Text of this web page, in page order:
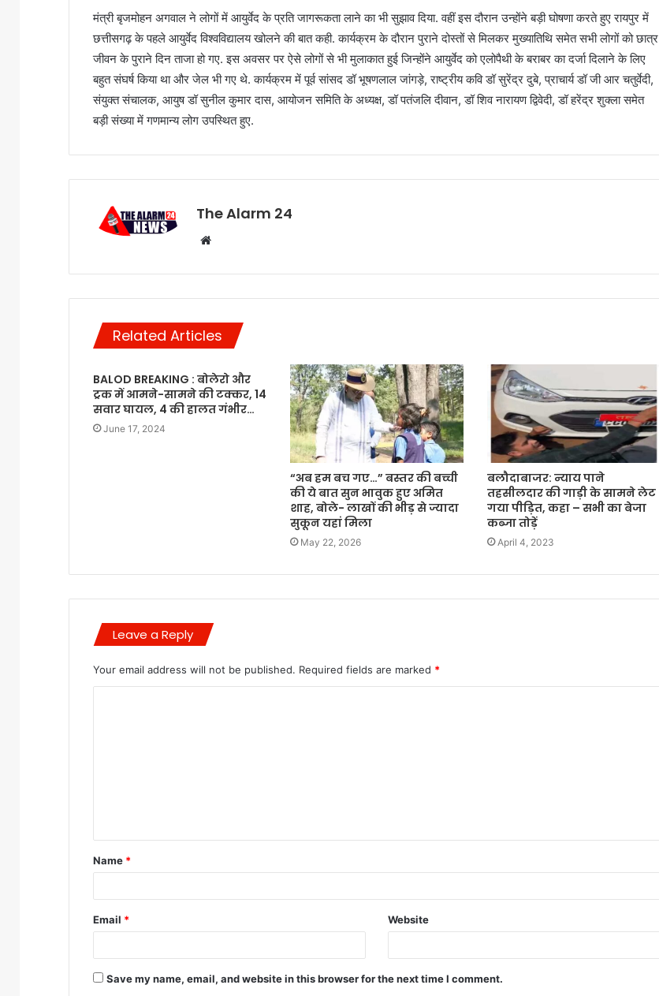
मंत्री बृजमोहन अगवाल ने लोगों में आयुर्वेद के प्रति जागरूकता लाने का भी सुझाव दिया. वहीं इस दौरान उन्होंने बड़ी घोषणा करते हुए रायपुर में
छत्तीसगढ़ के पहले आयुर्वेद विश्वविद्यालय खोलने की बात कही. कार्यक्रम के दौरान पुराने दोस्तों से मिलकर मुख्यातिथि समेत सभी लोगों को छात्र
जीवन के पुराने दिन ताजा हो गए. इस अवसर पर ऐसे लोगों से भी मुलाकात हुई जिन्होंने आयुर्वेद को एलोपैथी के बराबर का दर्जा दिलाने के लिए
बहुत संघर्ष किया था और जेल भी गए थे. कार्यक्रम में पूर्व सांसद डॉ भूषणलाल जांगड़े, राष्ट्रीय कवि डॉ सुरेंद्र दुबे, प्राचार्य डॉ जी आर चतुर्वेदी,
संयुक्त संचालक, आयुष डॉ सुनील कुमार दास, आयोजन समिति के अध्यक्ष, डॉ पतंजलि दीवान, डॉ शिव नारायण द्विवेदी, डॉ हरेंद्र शुक्ला समेत
बड़ी संख्या में गणमान्य लोग उपस्थित हुए.
The Alarm 24
Website
Related Articles
BALOD BREAKING : बोलेरो और
ट्रक में आमने-सामने की टक्कर, 14
सवार घायल, 4 की हालत गंभीर…
June 17, 2024
“अब हम बच गए…” बस्तर की बच्ची
की ये बात सुन भावुक हुए अमित
शाह, बोले- लाखों की भीड़ से ज्यादा
सुकून यहां मिला
May 22, 2026
बलौदाबाजर: न्याय पाने
तहसीलदार की गाड़ी के सामने लेट
गया पीड़ित, कहा – सभी का बेजा
कब्जा तोड़ें
April 4, 2023
Leave a Reply
Your email address will not be published. Required fields are marked *
t
*
Name *
Email * Website
Save my name, email, and website in this browser for the next time I comment.